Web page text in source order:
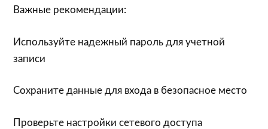
Важные рекомендации:
Используйте надежный пароль для учетной
записи
Сохраните данные для входа в безопасное место
Проверьте настройки сетевого доступа